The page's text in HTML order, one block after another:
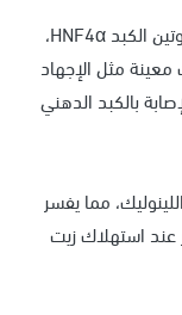
كشف الباحثون أن البشر يمتلكون نسختين من بروتين الكبد HNF4α،
مثل الإجهاد
بالكبد الدهني
مما يفسر
استهلاك زيت